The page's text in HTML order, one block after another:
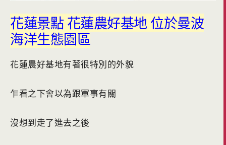
花蓮景點 花蓮農好基地 位於曼波
海洋生態園區
花蓮農好基地有著很特別的外貌
乍看之下會以為跟軍事有關
沒想到走了進去之後